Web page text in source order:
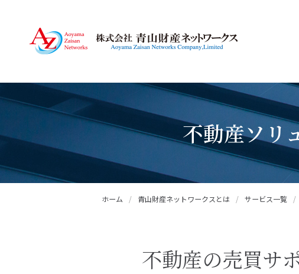
不動産ソリ
ホーム / 青山財産ネットワークスとは / サービス一覧 /
不動産の売買サ